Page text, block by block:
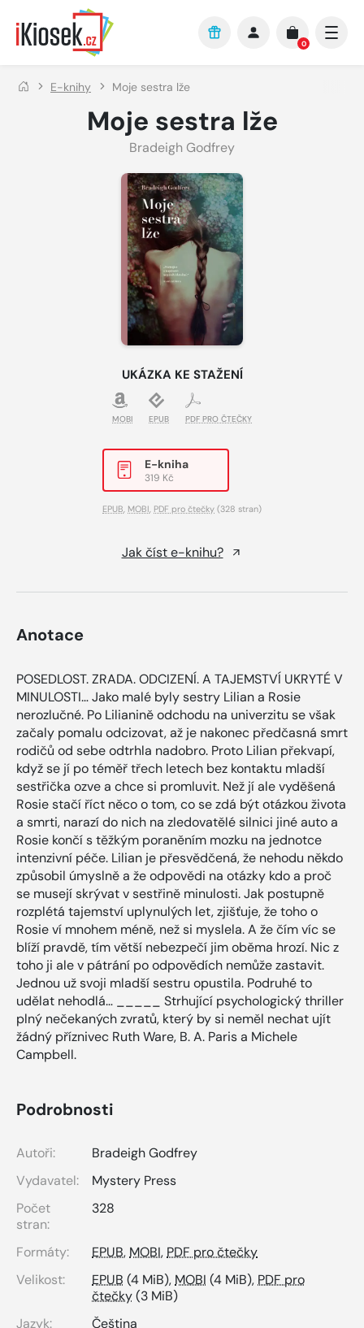
Přejít na hlavní obsah
0
E-knihy Moje sestra lže
Moje sestra lže
Bradeigh Godfrey
UKÁZKA KE STAŽENÍ
MOBI EPUB PDF PRO ČTEČKY
E-kniha
319 Kč
EPUB MOBI PDF pro čtečky (328 stran)
Jak číst e-knihu?
Anotace
POSEDLOST. ZRADA. ODCIZENÍ. A TAJEMSTVÍ UKRYTÉ V
MINULOSTI… Jako malé byly sestry Lilian a Rosie
nerozlučné. Po Lilianině odchodu na univerzitu se však
začaly pomalu odcizovat, až je nakonec předčasná smrt
rodičů od sebe odtrhla nadobro. Proto Lilian překvapí,
když se jí po téměř třech letech bez kontaktu mladší
sestřička ozve a chce si promluvit. Než jí ale vyděšená
Rosie stačí říct něco o tom, co se zdá být otázkou života
a smrti, narazí do nich na zledovatělé silnici jiné auto a
Rosie končí s těžkým poraněním mozku na jednotce
intenzivní péče. Lilian je přesvědčená, že nehodu někdo
způsobil úmyslně a že odpovědi na otázky kdo a proč
se musejí skrývat v sestřině minulosti. Jak postupně
rozplétá tajemství uplynulých let, zjišťuje, že toho o
Rosie ví mnohem méně, než si myslela. A že čím víc se
blíží pravdě, tím větší nebezpečí jim oběma hrozí. Nic z
toho ji ale v pátrání po odpovědích nemůže zastavit.
Jednou už svoji mladší sestru opustila. Podruhé to
udělat nehodlá… _____ Strhující psychologický thriller
plný nečekaných zvratů, který by si neměl nechat ujít
žádný příznivec Ruth Ware, B. A. Paris a Michele
Campbell.
Podrobnosti
Autoři:
Bradeigh Godfrey
Vydavatel:
Mystery Press
Počet
stran:
328
Formáty: EPUB, MOBI, PDF pro čtečky
Velikost:
EPUB (4 MiB), MOBI (4 MiB), PDF pro
čtečky(3 MiB)
Jazyk:
Čeština